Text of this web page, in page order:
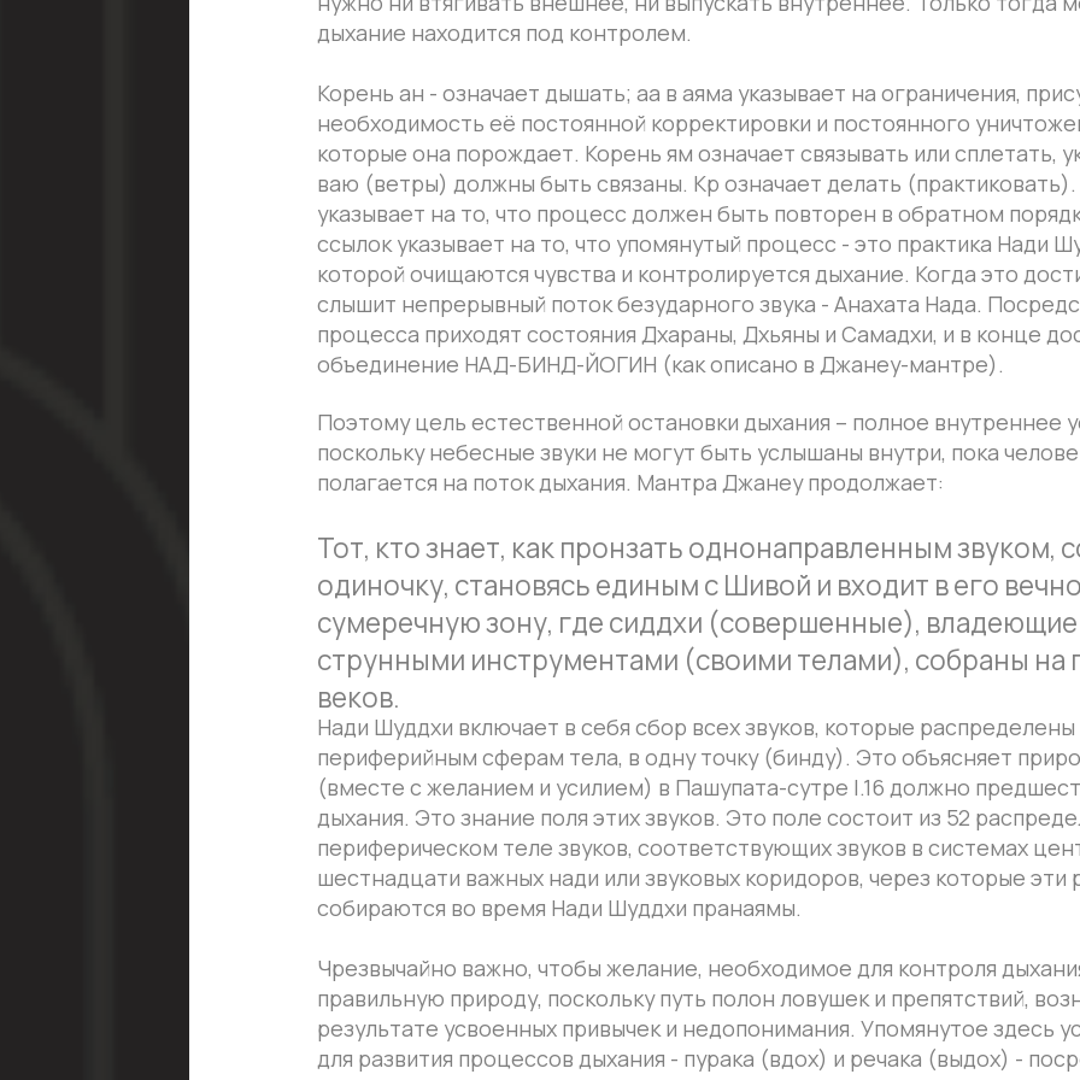
которой очищаются чувства и контролируется дыхание. Когда это достигается,
слышит непрерывный поток безударного звука - Анахата Нада. Посредством этого
объединение НАД-БИНД-ЙОГИН (как описано в Джанеу-мантре).
Поэтому цель естественной остановки дыхания – полное внутреннее усвоение
поскольку небесные звуки не могут быть услышаны внутри, пока человек все ещё
полагается на поток дыхания. Мантра Джанеу продолжает:
Тот, кто знает, как пронзать однонаправленным звуком, совершает
одиночку, становясь единым с Шивой и входит в его вечное
сумеречную зону, где сиддхи (совершенные), владеющие своими
струнными инструментами (своими телами), собраны на
Нади Шуддхи включает в себя сбор всех звуков, которые распределены по
периферийным сферам тела, в одну точку (бинду). Это объясняет природу знания,
(вместе с желанием и усилием) в Пашупата-сутре I.16 должно предшествовать
дыхания. Это знание поля этих звуков. Это поле состоит из 52 распределённых в
шестнадцати важных нади или звуковых коридоров, через которые эти рассеянные
собираются во время Нади Шуддхи пранаямы.
Чрезвычайно важно, чтобы желание, необходимое для контроля дыхания, также
правильную природу, поскольку путь полон ловушек и препятствий, возникающих в
результате усвоенных привычек и недопонимания. Упомянутое здесь усилие
для развития процессов дыхания - пурака (вдох) и речака (выдох) - посредством
асан. В частности, это относится к достижению надлежащей асаны для Нади
пранаямы - Падмасаны.
Без Падмасаны процессы Чаланы, Матханы и Меланы невозможны. Эти три
относятся к продвинутым практикам Кхечари мудры. Под Чаланой понимается
языка, когда он входит в носоглоточную область над твердым нёбом и позади
язычка. Матхана - это взбивание, выполняемое языком во время различных фаз
дыхательного цикла. Мелана означает собрать в одну точку все «взбитые»
Ясность в отношении необходимых процедур, соответствующих инструментов и их
использования позволит пройти путь самосовершенствования с минимумом
Беспорядок приведет к умножению этих неудач, а накопление травм и
конечном итоге приведет к краху их начинаний.